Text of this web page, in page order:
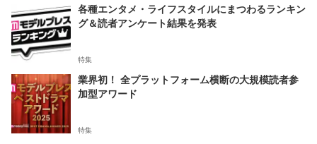
各種エンタメ・ライフスタイルにまつわるランキン
グ＆読者アンケート結果を発表
特集
業界初！ 全プラットフォーム横断の大規模読者参
加型アワード
特集